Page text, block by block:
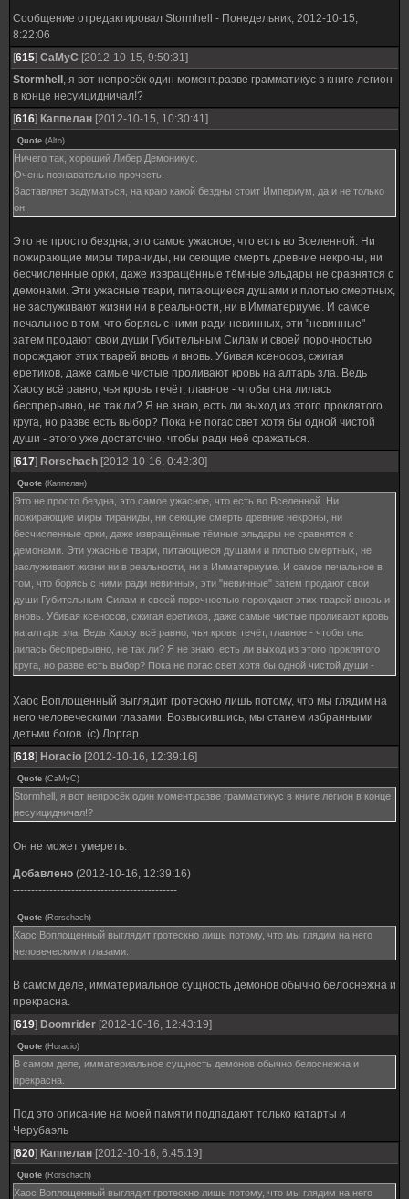
Сообщение отредактировал Stormhell - Понедельник, 2012-10-15,
8:22:06
[615] CaMyC [2012-10-15, 9:50:31]
Stormhell , я вот непросёк один момент.разве грамматикус в книге легион
в конце несуицидничал!?
[616] Каппелан [2012-10-15, 10:30:41]
Quote (Alto)
Ничего так, хороший Либер Демоникус.
Очень познавательно прочесть.
Заставляет задуматься, на краю какой бездны стоит Империум, да и не только
он.
Это не просто бездна, это самое ужасное, что есть во Вселенной. Ни
пожирающие миры тираниды, ни сеющие смерть древние некроны, ни
бесчисленные орки, даже извращённые тёмные эльдары не сравнятся с
демонами. Эти ужасные твари, питающиеся душами и плотью смертных,
не заслуживают жизни ни в реальности, ни в Имматериуме. И самое
печальное в том, что борясь с ними ради невинных, эти "невинные"
затем продают свои души Губительным Силам и своей порочностью
порождают этих тварей вновь и вновь. Убивая ксеносов, сжигая
еретиков, даже самые чистые проливают кровь на алтарь зла. Ведь
Хаосу всё равно, чья кровь течёт, главное - чтобы она лилась
беспрерывно, не так ли? Я не знаю, есть ли выход из этого проклятого
круга, но разве есть выбор? Пока не погас свет хотя бы одной чистой
души - этого уже достаточно, чтобы ради неё сражаться.
[617] Rorschach [2012-10-16, 0:42:30]
Quote (Каппелан)
Это не просто бездна, это самое ужасное, что есть во Вселенной. Ни
пожирающие миры тираниды, ни сеющие смерть древние некроны, ни
бесчисленные орки, даже извращённые тёмные эльдары не сравнятся с
демонами. Эти ужасные твари, питающиеся душами и плотью смертных, не
заслуживают жизни ни в реальности, ни в Имматериуме. И самое печальное в
том, что борясь с ними ради невинных, эти "невинные" затем продают свои
души Губительным Силам и своей порочностью порождают этих тварей вновь и
вновь. Убивая ксеносов, сжигая еретиков, даже самые чистые проливают кровь
на алтарь зла. Ведь Хаосу всё равно, чья кровь течёт, главное - чтобы она
лилась беспрерывно, не так ли? Я не знаю, есть ли выход из этого проклятого
круга, но разве есть выбор? Пока не погас свет хотя бы одной чистой души -
Хаос Воплощенный выглядит гротескно лишь потому, что мы глядим на
него человеческими глазами. Возвысившись, мы станем избранными
детьми богов. (с) Лоргар.
[618] Horacio [2012-10-16, 12:39:16]
Quote (CaMyC)
Stormhell, я вот непросёк один момент.разве грамматикус в книге легион в конце
несуицидничал!?
Он не может умереть.
Добавлено (2012-10-16, 12:39:16)
---------------------------------------------
Quote (Rorschach)
Хаос Воплощенный выглядит гротескно лишь потому, что мы глядим на него
человеческими глазами.
В самом деле, имматериальное сущность демонов обычно белоснежна и
прекрасна.
[619] Doomrider [2012-10-16, 12:43:19]
Quote (Horacio)
В самом деле, имматериальное сущность демонов обычно белоснежна и
прекрасна.
Под это описание на моей памяти подпадают только катарты и
Черубаэль
[620] Каппелан [2012-10-16, 6:45:19]
Quote (Rorschach)
Хаос Воплощенный выглядит гротескно лишь потому, что мы глядим на него